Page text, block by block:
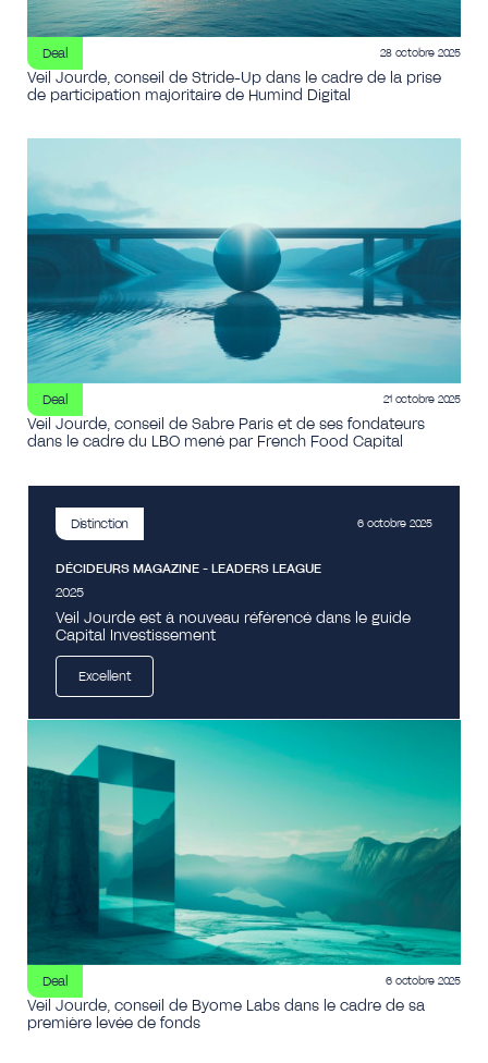
Deal 28 octobre 2025
Veil Jourde, conseil de Stride-Up dans le cadre de la prise
de participation majoritaire de Humind Digital
Deal 21 octobre 2025
Veil Jourde, conseil de Sabre Paris et de ses fondateurs
dans le cadre du LBO mené par French Food Capital
Distinction 6 octobre 2025
DÉCIDEURS MAGAZINE - LEADERS LEAGUE
2025
Veil Jourde est à nouveau référencé dans le guide
Capital Investissement
Excellent
Deal 6 octobre 2025
Veil Jourde, conseil de Byome Labs dans le cadre de sa
première levée de fonds